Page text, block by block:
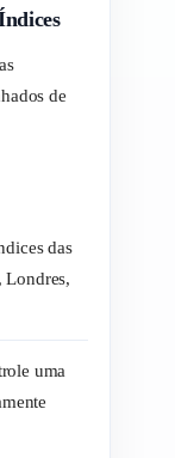
de
das
Londres,
uma